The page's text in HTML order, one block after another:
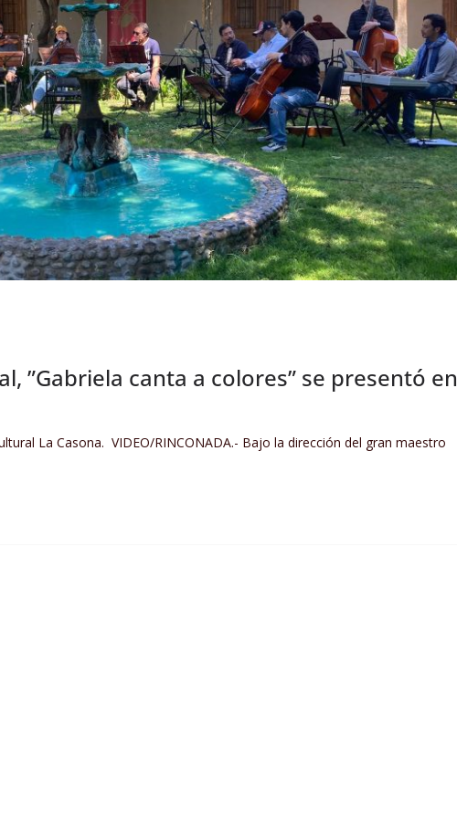
”Gabriela canta a colores” se presentó en
La Casona. VIDEO/RINCONADA.- Bajo la dirección del gran maestro